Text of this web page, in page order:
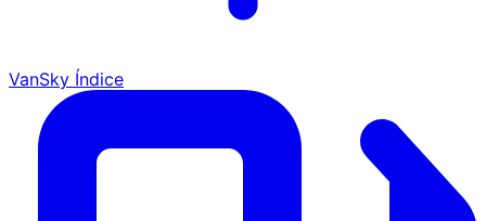
VanSky Índice